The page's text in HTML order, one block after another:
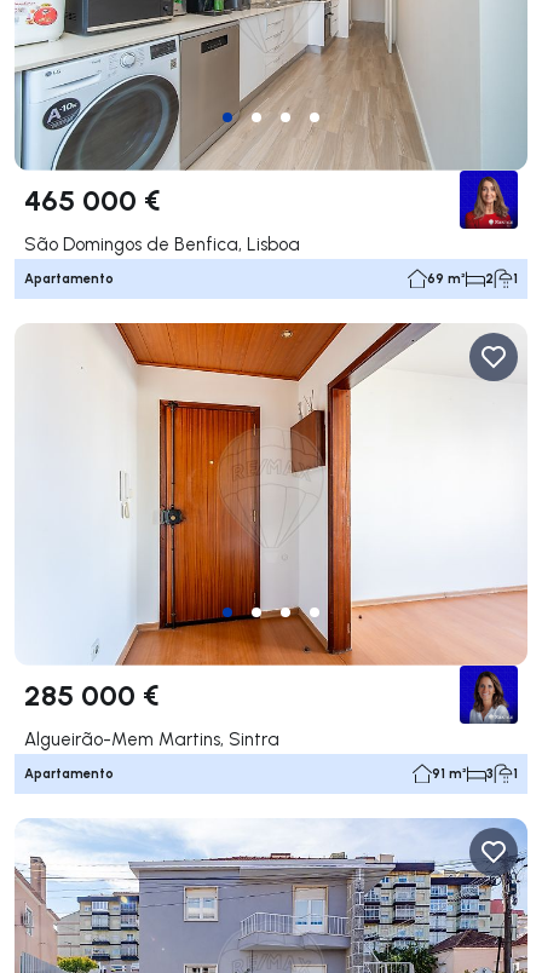
465 000 €
São Domingos de Benfica, Lisboa
Apartamento 69 m² 2 1
285 000 €
Algueirão-Mem Martins, Sintra
Apartamento 91 m² 3 1